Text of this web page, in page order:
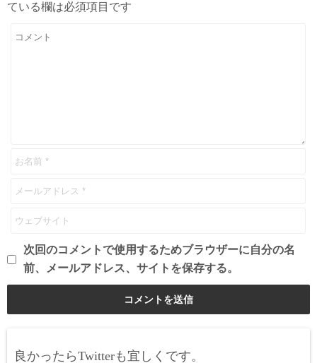
ている欄は必須項目です
次回のコメントで使用するためブラウザーに自分の名
前、メールアドレス、サイトを保存する。
良かったらTwitterも宜しくです。